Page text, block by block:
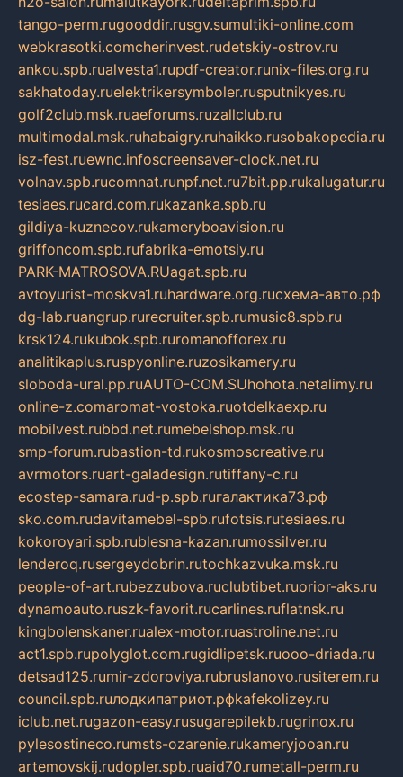
tango-perm.rugooddir.rusgv.sumultiki-online.com
webkrasotki.comcherinvest.rudetskiy-ostrov.ru
ankou.spb.rualvesta1.rupdf-creator.runix-files.org.ru
sakhatoday.ruelektrikersymboler.rusputnikyes.ru
golf2club.msk.ruaeforums.ruzallclub.ru
multimodal.msk.ruhabaigry.ruhaikko.rusobakopedia.ru
isz-fest.ruewnc.infoscreensaver-clock.net.ru
volnav.spb.rucomnat.runpf.net.ru7bit.pp.rukalugatur.ru
tesiaes.rucard.com.rukazanka.spb.ru
gildiya-kuznecov.rukameryboavision.ru
griffoncom.spb.rufabrika-emotsiy.ru
PARK-MATROSOVA.RUagat.spb.ru
avtoyurist-moskva1.ruhardware.org.ruсхема-авто.рф
dg-lab.ruangrup.rurecruiter.spb.rumusic8.spb.ru
krsk124.rukubok.spb.ruromanofforex.ru
analitikaplus.ruspyonline.ruzosikamery.ru
sloboda-ural.pp.ruAUTO-COM.SUhohota.netalimy.ru
online-z.comaromat-vostoka.ruotdelkaexp.ru
mobilvest.rubbd.net.rumebelshop.msk.ru
smp-forum.rubastion-td.rukosmoscreative.ru
avrmotors.ruart-galadesign.rutiffany-c.ru
ecostep-samara.rud-p.spb.ruгалактика73.рф
sko.com.rudavitamebel-spb.rufotsis.rutesiaes.ru
kokoroyari.spb.rublesna-kazan.rumossilver.ru
lenderoq.rusergeydobrin.rutochkazvuka.msk.ru
people-of-art.rubezzubova.ruclubtibet.ruorior-aks.ru
dynamoauto.ruszk-favorit.rucarlines.ruflatnsk.ru
kingbolenskaner.rualex-motor.ruastroline.net.ru
act1.spb.rupolyglot.com.rugidlipetsk.ruooo-driada.ru
detsad125.rumir-zdoroviya.rubruslanovo.rusiterem.ru
council.spb.ruлодкипатриот.рфkafekolizey.ru
iclub.net.rugazon-easy.rusugarepilekb.rugrinox.ru
pylesostineco.rumsts-ozarenie.rukameryjooan.ru
artemovskij.rudopler.spb.ruaid70.rumetall-perm.ru